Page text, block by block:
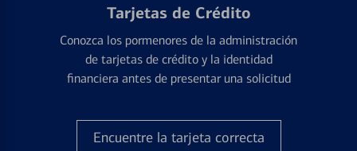
Tarjetas de Crédito
Conozca los pormenores de la administración
de tarjetas de crédito y la identidad
financiera antes de presentar una solicitud
Encuentre la tarjeta correcta